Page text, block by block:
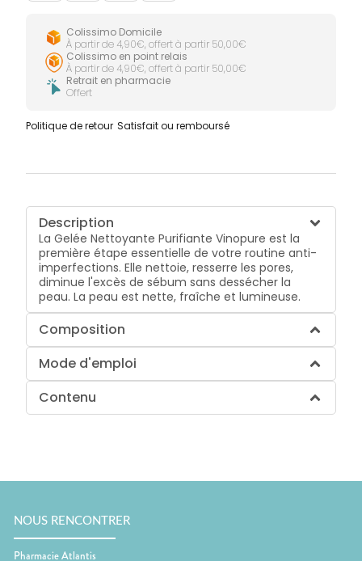
Colissimo Domicile
À partir de 4,90€, offert à partir 50,00€
Colissimo en point relais
À partir de 4,90€, offert à partir 50,00€
Retrait en pharmacie
Offert
Politique de retour Satisfait ou remboursé
Description
La Gelée Nettoyante Purifiante Vinopure est la
première étape essentielle de votre routine anti-
imperfections. Elle nettoie, resserre les pores,
diminue l'excès de sébum sans dessécher la
peau. La peau est nette, fraîche et lumineuse.
Composition
Mode d'emploi
Contenu
NOUS RENCONTRER
Pharmacie Atlantis